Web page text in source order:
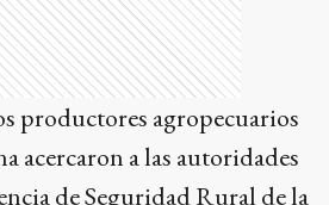
productores agropecuarios
acercaron a las autoridades
de Seguridad Rural de la